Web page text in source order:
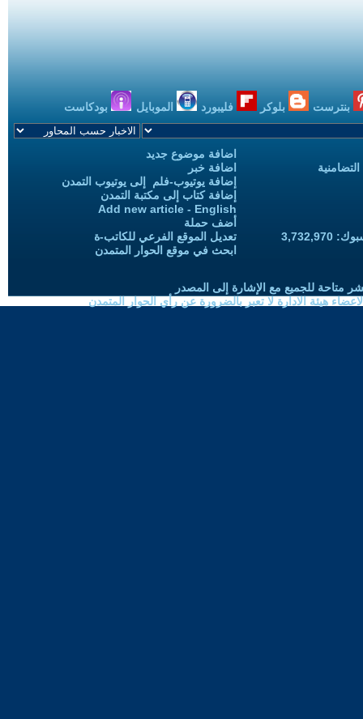
بنترست بلوكر فليبورد الموبايل بودكاست
اضافة موضوع جديد
اضافة خبر
إضافة يوتيوب-فلم إلى يوتيوب التمدن
إضافة كتاب إلى مكتبة التمدن
Add new article - English
أضف حملة
تعديل الموقع الفرعي للكاتب-ة
ابحث في موقع الحوار المتمدن
متاحة للجميع مع الإشارة إلى المصدر
هيئة الادارة لا تعبر بالضرورة عن رأي الحوار المتمدن